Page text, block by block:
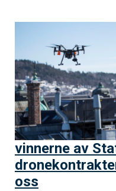
vinnerne av
oss